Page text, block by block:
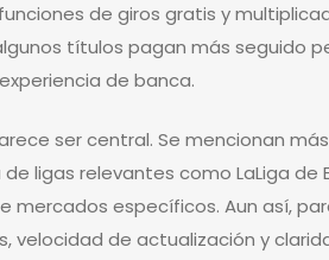
de giros gratis y
títulos pagan más seguido
de banca.
ser central. Se mencionan
ligas relevantes como LaLiga
mercados específicos. Aun así,
velocidad de actualización y